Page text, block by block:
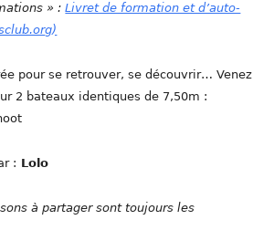
» :Livret de formation et d’auto-
pour se retrouver, se découvrir… Venez
2 bateaux identiques de 7,50m :
: Lolo
à partager sont toujours les